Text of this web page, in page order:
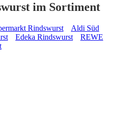
im Sortiment
Rindswurst
Aldi Süd
Edeka Rindswurst
REWE